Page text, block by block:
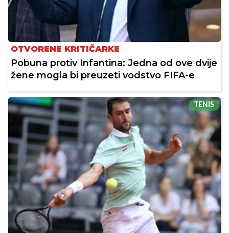
OTVORENE KRITIČARKE
Pobuna protiv Infantina: Jedna od ove dvije
žene mogla bi preuzeti vodstvo FIFA-e
TENIS